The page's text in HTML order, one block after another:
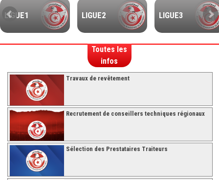
-Ligue I-
-Ligue II-
LIGUE1 LIGUE2 LIGUE3
Toutes les
infos
Travaux de revêtement
Recrutement de conseillers techniques régionaux
Sélection des Prestataires Traiteurs